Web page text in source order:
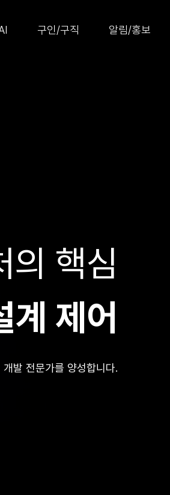
구인/구직 알림/홍보
분석
조 전문가를 양성합니다.